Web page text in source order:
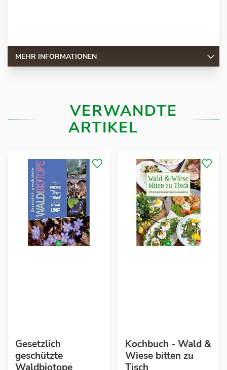
MEHR INFORMATIONEN
VERWANDTE
ARTIKEL
Gesetzlich
geschützte
Kochbuch - Wald &
Wiese bitten zu